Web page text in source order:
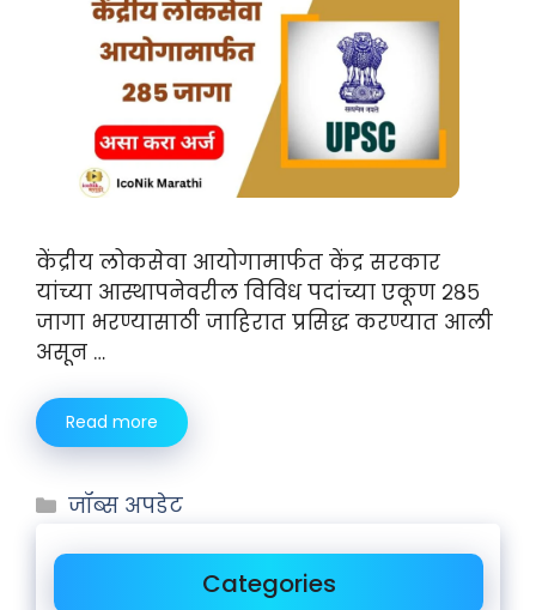
केंद्रीय लोकसेवा आयोगामार्फत केंद्र सरकार
यांच्या आस्थापनेवरील विविध पदांच्या एकूण २८५
जागा भरण्यासाठी जाहिरात प्रसिद्ध करण्यात आली
असून …
Read more
जॉब्स अपडेट
Categories